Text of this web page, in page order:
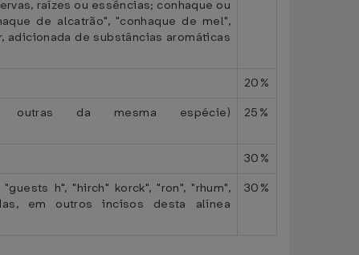
raízes ou essências; conhaque ou
de alcatrão", "conhaque de mel",
de substâncias aromáticas
20%
e outras da mesma espécie)
25%
30%
h", "hirch" korck", "ron", "rhum",
em outros incisos desta alínea
30%